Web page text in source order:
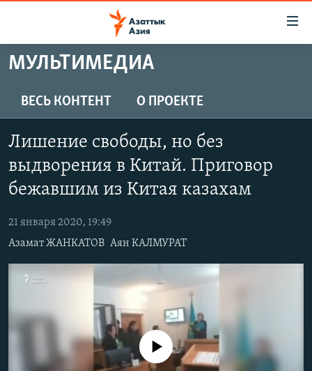
Вернуться
содержанию
главной
навигации
Вернутся
поиску
ЦЕНТРАЛЬНАЯ АЗИЯ
КАЗАХСТАН
УЗБЕКИСТАН
ТАДЖИКИСТАН
НОВОСТИ
НА ДРУГИХ ЯЗЫКАХ
ҚАЗАҚША
ЎЗБЕКЧА
TÜRKMENÇE
ПОДПИШИТЕСЬ НА НАС В СОЦСЕТЯХ
МУЛЬТИМЕДИА
ВЕСЬ КОНТЕНТ О ПРОЕКТЕ
Лишение свободы, но без
выдворения в Китай. Приговор
бежавшим из Китая казахам
21 января 2020, 19:49
Азамат ЖАНКАТОВ Аян КАЛМУРАТ
No media source currently available